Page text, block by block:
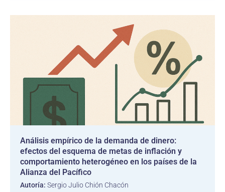
Análisis empírico de la demanda de dinero:
efectos del esquema de metas de inflación y
comportamiento heterogéneo en los países de la
Alianza del Pacífico
Autoría: Sergio Julio Chión Chacón